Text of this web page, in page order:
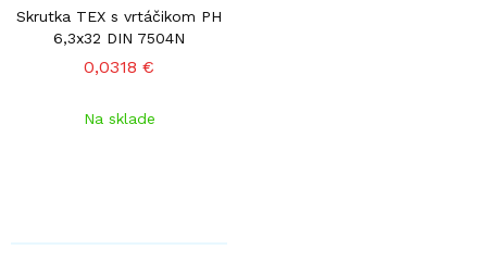
Skrutka TEX s vrtáčikom PH
6,3x32 DIN 7504N
0,0318 €
Na sklade